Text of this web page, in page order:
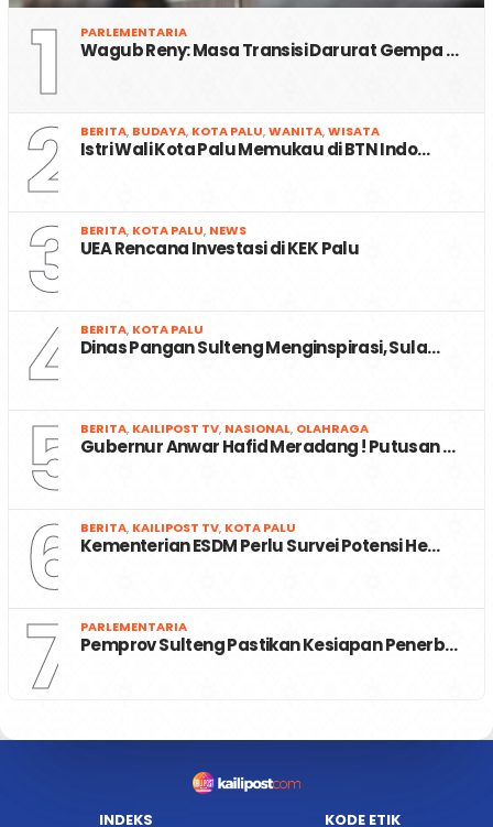
1 PARLEMENTARIA
Wagub Reny: Masa Transisi Darurat Gempa …
2 BERITA, BUDAYA, KOTA PALU,WANITA,WISATA
Istri Wali Kota Palu Memukau di BTN Indo…
3 BERITA, KOTA PALU, NEWS
UEA Rencana Investasi di KEK Palu
4 BERITA, KOTA PALU
Dinas Pangan Sulteng Menginspirasi, Sula…
5 BERITA, KAILIPOST TV, NASIONAL, OLAHRAGA
Gubernur Anwar Hafid Meradang ! Putusan …
6 BERITA, KAILIPOST TV, KOTA PALU
Kementerian ESDM Perlu Survei Potensi He…
7 PARLEMENTARIA
Pemprov Sulteng Pastikan Kesiapan Penerb…
INDEKS KODE ETIK